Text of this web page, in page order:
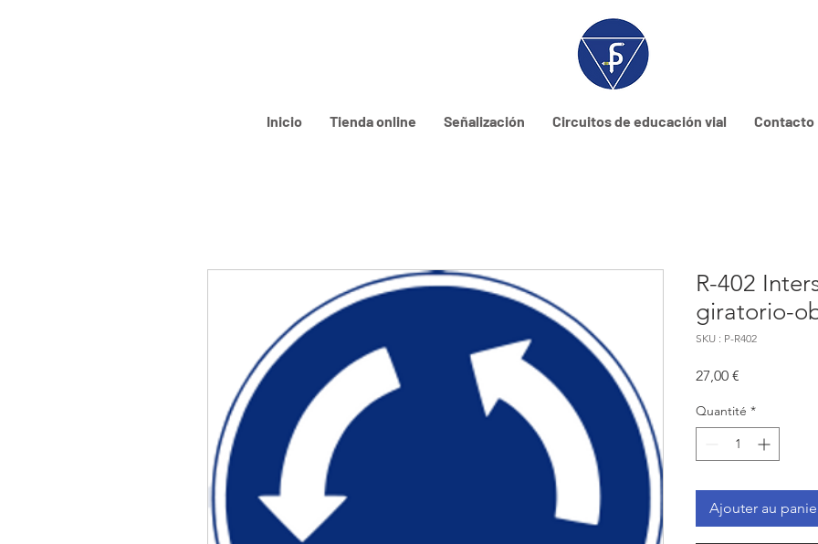
Inicio Tienda online Señalización Circuitos de educación vial Contacto
R-402
giratorio-
SKU : P-R402
27,00 €
Quantité *
Ajouter au